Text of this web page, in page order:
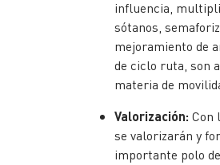
influencia,
sótanos,
mejoramiento de
de ciclo ruta, son
materia de
Valorización:Con
se valorizarán y
importante polo